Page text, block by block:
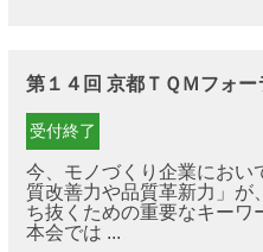
第１４回 京都ＴＱＭフォー
受付終了
今、モノづくり企業におい
質改善力や品質革新力」が
ち抜くための重要なキー
本会では ...